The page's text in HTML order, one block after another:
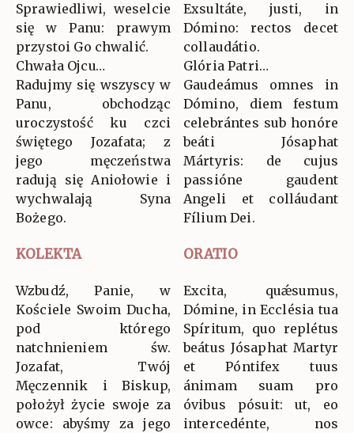
Sprawiedliwi, weselcie
się w Panu: prawym
przystoi Go chwalić.
Chwała Ojcu…
Radujmy się wszyscy w
Panu, obchodząc
uroczystość ku czci
świętego Jozafata; z
jego męczeństwa
radują się Aniołowie i
wychwalają Syna
Bożego.
Exsultáte, justi, in
Dómino: rectos decet
collaudátio.
Glória Patri…
Gaudeámus omnes in
Dómino, diem festum
celebrántes sub honóre
beáti Jósaphat
Mártyris: de cujus
passióne gaudent
Angeli et colláudant
Fílium Dei.
KOLEKTA ORATIO
Wzbudź, Panie, w
Kościele Swoim Ducha,
pod którego
natchnieniem św.
Jozafat, Twój
Męczennik i Biskup,
położył życie swoje za
owce: abyśmy za jego
Excita, quǽsumus,
Dómine, in Ecclésia tua
Spíritum, quo replétus
beátus Jósaphat Martyr
et Póntifex tuus
ánimam suam pro
óvibus pósuit: ut, eo
intercedénte, nos